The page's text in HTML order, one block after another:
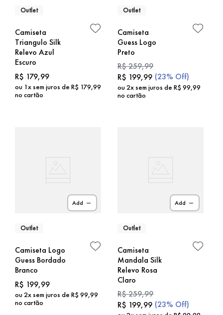
Outlet
Camiseta
Triangulo Silk
Relevo Azul
Escuro
R$ 179,99
ou 1x sem juros de R$ 179,99
no cartão
Outlet
Camiseta
Guess Logo
Preto
R$259,99
R$ 199,99 (23% Off)
ou2x sem juros de R$ 99,99
no cartão
Add
Outlet
Camiseta Logo
Guess Bordado
Branco
R$ 199,99
ou2x sem juros de R$ 99,99
no cartão
Add
Outlet
Camiseta
Mandala Silk
Relevo Rosa
Claro
R$259,99
R$ 199,99 (23% Off)